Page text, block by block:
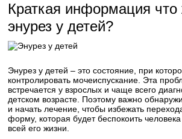
Краткая информация что
энурез у детей?
Энурез у детей – это состояние, при
контролировать мочеиспускание. Эта
встречается у взрослых и чаще всего
детском возрасте. Поэтому важно
и начать лечение, чтобы избежать
форму, которая будет беспокоить
всей его жизни.